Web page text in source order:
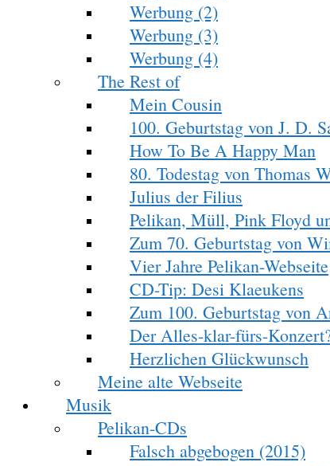
Werbung (2)
Werbung (3)
Werbung (4)
The Rest of
Mein Cousin
100. Geburtstag von J. D.
How To Be A Happy Man
80. Todestag von Thomas
Julius der Filius
Pelikan, Müll, Pink Floyd
Zum 70. Geburtstag von
Vier Jahre Pelikan-Webseite
CD-Tip: Desi Klaeukens
Zum 100. Geburtstag von
Der Alles-klar-fürs-
Herzlichen Glückwunsch
Meine alte Webseite
Musik
Pelikan-CDs
Falsch abgebogen (2015)